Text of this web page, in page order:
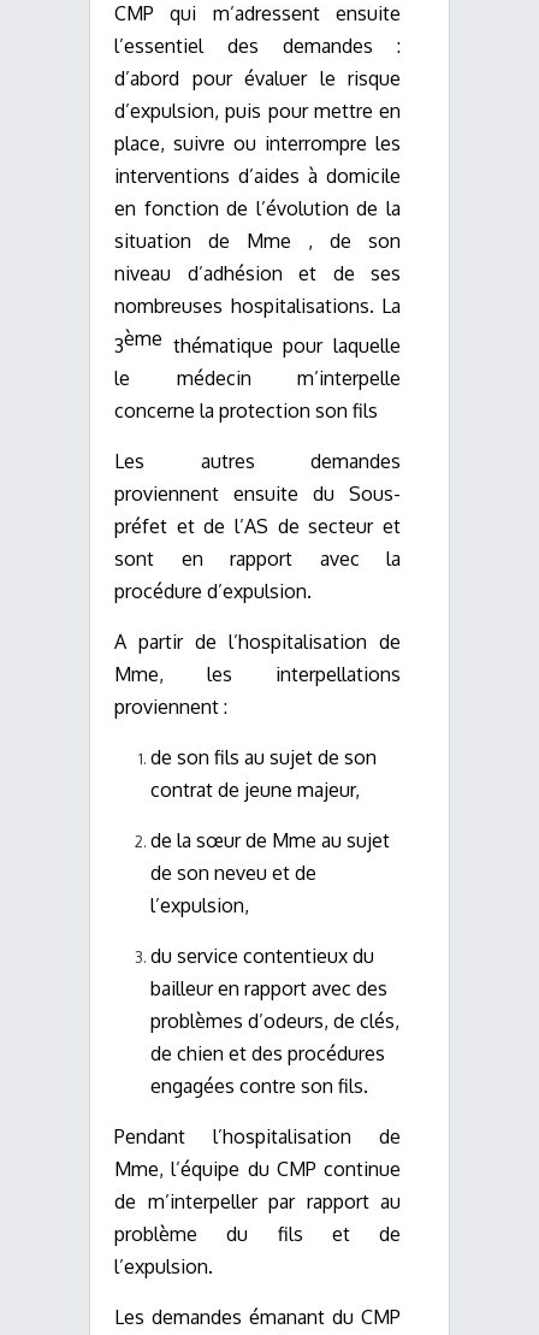
CMP qui m’adressent ensuite
l’essentiel des demandes :
d’abord pour évaluer le risque
d’expulsion, puis pour mettre en
place, suivre ou interrompre les
interventions d’aides à domicile
en fonction de l’évolution de la
situation de Mme , de son
niveau d’adhésion et de ses
nombreuses hospitalisations. La
3ème thématique pour laquelle
le médecin m’interpelle
concerne la protection son fils
Les autres demandes
proviennent ensuite du Sous-
préfet et de l’AS de secteur et
sont en rapport avec la
procédure d’expulsion.
A partir de l’hospitalisation de
Mme, les interpellations
proviennent :
de son fils au sujet de son
contrat de jeune majeur,
de la sœur de Mme au sujet
de son neveu et de
l’expulsion,
du service contentieux du
bailleur en rapport avec des
problèmes d’odeurs, de clés,
de chien et des procédures
engagées contre son fils.
Pendant l’hospitalisation de
Mme, l’équipe du CMP continue
de m’interpeller par rapport au
problème du fils et de
l’expulsion.
Les demandes émanant du CMP